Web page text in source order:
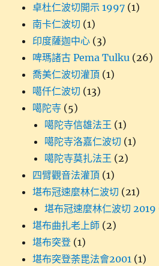
卓杜仁波切開示 1997 (1)
南卡仁波切 (1)
印度薩迦中心 (3)
啤瑪諸古 Pema Tulku (26)
喬美仁波切灌頂 (1)
噶仟仁波切 (13)
噶陀寺 (5)
噶陀寺信雄法王 (1)
噶陀寺洛嘉仁波切 (1)
噶陀寺莫扎法王 (2)
四臂觀音法灌頂 (1)
堪布冠速麼林仁波切 (21)
堪布冠速麼林仁波切 2019
堪布曲扎老上師 (2)
堪布突登 (1)
堪布突登荼毘法會2001 (1)